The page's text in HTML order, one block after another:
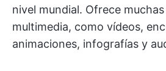
nivel mundial. Ofrece
multimedia, como vídeos,
animaciones, infografías y